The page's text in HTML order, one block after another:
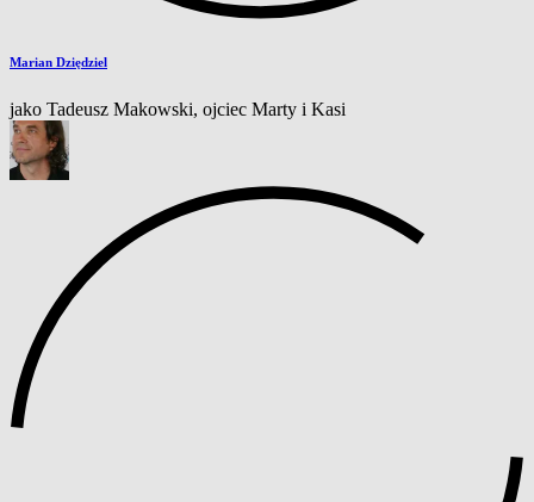
Marian Dziędziel
jako Tadeusz Makowski, ojciec Marty i Kasi